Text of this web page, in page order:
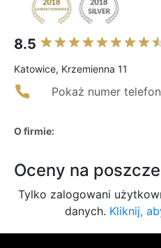
8.5
Katowice, Krzemienna 11
Pokaż numer
O firmie:
Oceny na
Tylko zalogowani
danych. Kliknij,